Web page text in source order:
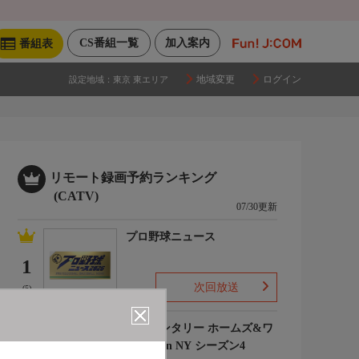
加入案内
CS番組一覧
番組表
設定地域： 東京 東エリア 地域変更 ログイン
リモート録画予約ランキング
(CATV)
07/30更新
1
(5)
プロ野球ニュース
次回放送
エレメンタリー ホームズ&ワ
トソン in NY シーズン4